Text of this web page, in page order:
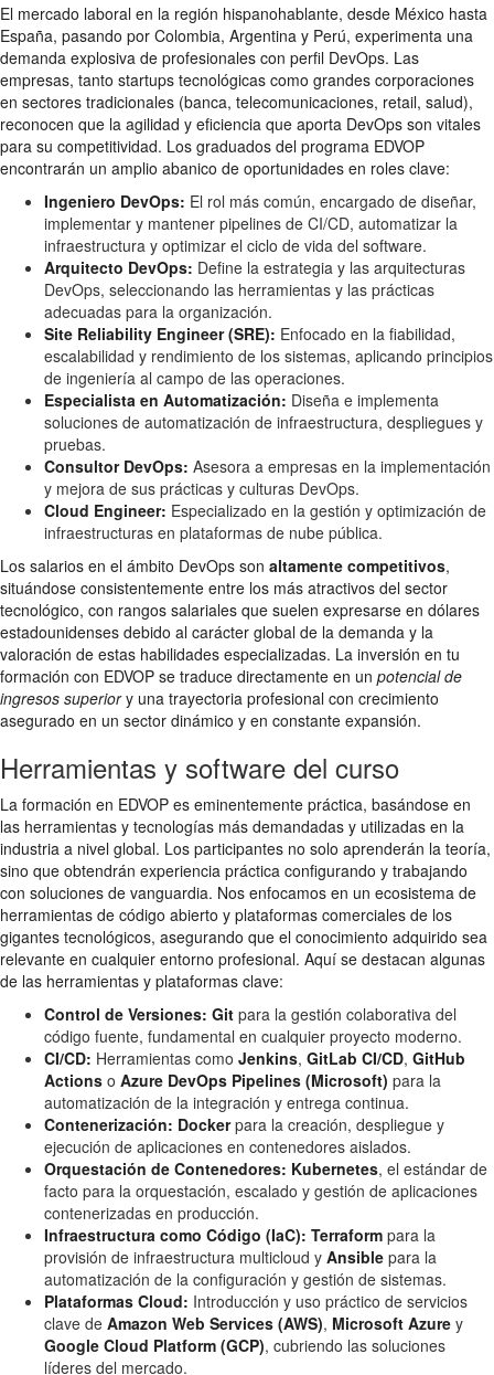
El mercado laboral en la región hispanohablante, desde México hasta
España, pasando por Colombia, Argentina y Perú, experimenta una
demanda explosiva de profesionales con perfil DevOps. Las
empresas, tanto startups tecnológicas como grandes corporaciones
en sectores tradicionales (banca, telecomunicaciones, retail, salud),
reconocen que la agilidad y eficiencia que aporta DevOps son vitales
para su competitividad. Los graduados del programa EDVOP
encontrarán un amplio abanico de oportunidades en roles clave:
Ingeniero DevOps: El rol más común, encargado de diseñar,
implementar y mantener pipelines de CI/CD, automatizar la
infraestructura y optimizar el ciclo de vida del software.
Arquitecto DevOps: Define la estrategia y las arquitecturas
DevOps, seleccionando las herramientas y las prácticas
adecuadas para la organización.
Site Reliability Engineer (SRE): Enfocado en la fiabilidad,
escalabilidad y rendimiento de los sistemas, aplicando principios
de ingeniería al campo de las operaciones.
Especialista en Automatización: Diseña e implementa
soluciones de automatización de infraestructura, despliegues y
pruebas.
Consultor DevOps: Asesora a empresas en la implementación
y mejora de sus prácticas y culturas DevOps.
Cloud Engineer: Especializado en la gestión y optimización de
infraestructuras en plataformas de nube pública.
Los salarios en el ámbito DevOps son altamente competitivos,
situándose consistentemente entre los más atractivos del sector
tecnológico, con rangos salariales que suelen expresarse en dólares
estadounidenses debido al carácter global de la demanda y la
valoración de estas habilidades especializadas. La inversión en tu
formación con EDVOP se traduce directamente en un potencial de
ingresos superiory una trayectoria profesional con crecimiento
asegurado en un sector dinámico y en constante expansión.
Herramientas y software del curso
La formación en EDVOP es eminentemente práctica, basándose en
las herramientas y tecnologías más demandadas y utilizadas en la
industria a nivel global. Los participantes no solo aprenderán la teoría,
sino que obtendrán experiencia práctica configurando y trabajando
con soluciones de vanguardia. Nos enfocamos en un ecosistema de
herramientas de código abierto y plataformas comerciales de los
gigantes tecnológicos, asegurando que el conocimiento adquirido sea
relevante en cualquier entorno profesional. Aquí se destacan algunas
de las herramientas y plataformas clave:
Control de Versiones: Git para la gestión colaborativa del
código fuente, fundamental en cualquier proyecto moderno.
CI/CD: Herramientas como Jenkins, GitLab CI/CD, GitHub
Actions o Azure DevOps Pipelines (Microsoft) para la
automatización de la integración y entrega continua.
Contenerización: Dockerpara la creación, despliegue y
ejecución de aplicaciones en contenedores aislados.
Orquestación de Contenedores: Kubernetes, el estándar de
facto para la orquestación, escalado y gestión de aplicaciones
contenerizadas en producción.
Infraestructura como Código (IaC): Terraform para la
provisión de infraestructura multicloud y Ansible para la
automatización de la configuración y gestión de sistemas.
Plataformas Cloud: Introducción y uso práctico de servicios
clave de Amazon Web Services (AWS), Microsoft Azure y
Google Cloud Platform (GCP), cubriendo las soluciones
líderes del mercado.